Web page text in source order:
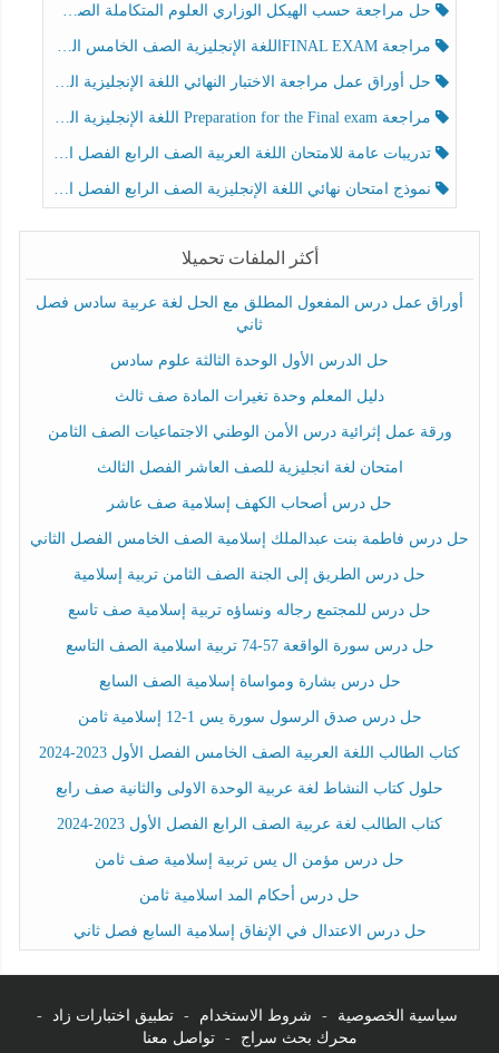
حل مراجعة حسب الهيكل الوزاري العلوم المتكاملة الصف الخامس عام الفصل الثالث
مراجعة FINAL EXAMاللغة الإنجليزية الصف الخامس الفصل الثالث
حل أوراق عمل مراجعة الاختبار النهائي اللغة الإنجليزية الصف الرابع الفصل الثالث
مراجعة Preparation for the Final exam اللغة الإنجليزية الصف الرابع الفصل الثالث
تدريبات عامة للامتحان اللغة العربية الصف الرابع الفصل الثالث
نموذج امتحان نهائي اللغة الإنجليزية الصف الرابع الفصل الثالث
أكثر الملفات تحميلا
أوراق عمل درس المفعول المطلق مع الحل لغة عربية سادس فصل
ثاني
حل الدرس الأول الوحدة الثالثة علوم سادس
دليل المعلم وحدة تغيرات المادة صف ثالث
ورقة عمل إثرائية درس الأمن الوطني الاجتماعيات الصف الثامن
امتحان لغة انجليزية للصف العاشر الفصل الثالث
حل درس أصحاب الكهف إسلامية صف عاشر
حل درس فاطمة بنت عبدالملك إسلامية الصف الخامس الفصل الثاني
حل درس الطريق إلى الجنة الصف الثامن تربية إسلامية
حل درس للمجتمع رجاله ونساؤه تربية إسلامية صف تاسع
حل درس سورة الواقعة 57-74 تربية اسلامية الصف التاسع
حل درس بشارة ومواساة إسلامية الصف السابع
حل درس صدق الرسول سورة يس 1-12 إسلامية ثامن
كتاب الطالب اللغة العربية الصف الخامس الفصل الأول 2023-2024
حلول كتاب النشاط لغة عربية الوحدة الاولى والثانية صف رابع
كتاب الطالب لغة عربية الصف الرابع الفصل الأول 2023-2024
حل درس مؤمن ال يس تربية إسلامية صف ثامن
حل درس أحكام المد اسلامية ثامن
حل درس الاعتدال في الإنفاق إسلامية السابع فصل ثاني
سياسية الخصوصية - شروط الاستخدام - تطبيق اختبارات زاد
-
محرك بحث سراج
- تواصل معنا